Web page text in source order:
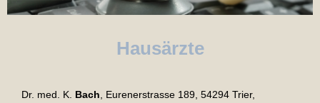
Hausärzte
Dr. med. K. Bach, Eurenerstrasse 189, 54294 Trier,